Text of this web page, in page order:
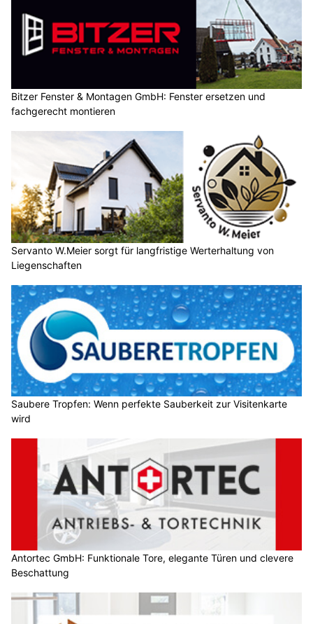
Bitzer Fenster & Montagen GmbH: Fenster ersetzen und
fachgerecht montieren
Servanto W.Meier sorgt für langfristige Werterhaltung von
Liegenschaften
Saubere Tropfen: Wenn perfekte Sauberkeit zur Visitenkarte
wird
Antortec GmbH: Funktionale Tore, elegante Türen und clevere
Beschattung